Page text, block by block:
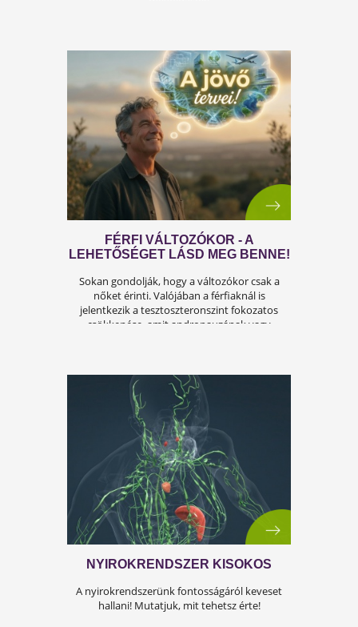
A FÉRFIASSÁG PROBLÉMÁJA:
OKAI, TÜNETEI ÉS LEHETSÉGES
MEGOLDÁSAI
A férfiasság, vagy más néven a szexuális
teljesítmény, sok férfi számára központi
az életben. Nem csupán a testi egészséget,
hanem az önbecsülést is befolyásolja.
ÍGY KERÜLD EL AZ
ISKOLAKEZDÉSI ŐRÜLETET!
Az iskolakezdés sok családban nem
örömteli új kezdet, hanem egy stresszes
Olvass tovább a tippekért!